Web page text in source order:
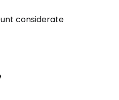
considerate